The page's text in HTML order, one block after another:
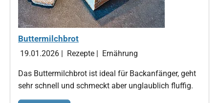
Buttermilchbrot
19.01.2026 | Rezepte | Ernährung
Das Buttermilchbrot ist ideal für Backanfänger, geht
sehr schnell und schmeckt aber unglaublich fluffig.